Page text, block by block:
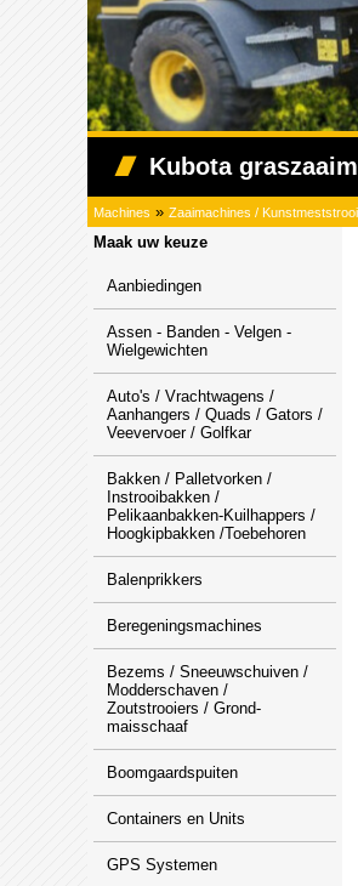
Kubota
Machines » Zaaimachines /
Maak uw keuze
Aanbiedingen
Assen - Banden - Velgen -
Wielgewichten
Auto's / Vrachtwagens /
Aanhangers / Quads / Gators /
Veevervoer / Golfkar
Bakken / Palletvorken /
Instrooibakken /
Pelikaanbakken-Kuilhappers /
Hoogkipbakken /Toebehoren
Balenprikkers
Beregeningsmachines
Bezems / Sneeuwschuiven /
Modderschaven /
Zoutstrooiers / Grond-
maisschaaf
Boomgaardspuiten
Containers en Units
GPS Systemen